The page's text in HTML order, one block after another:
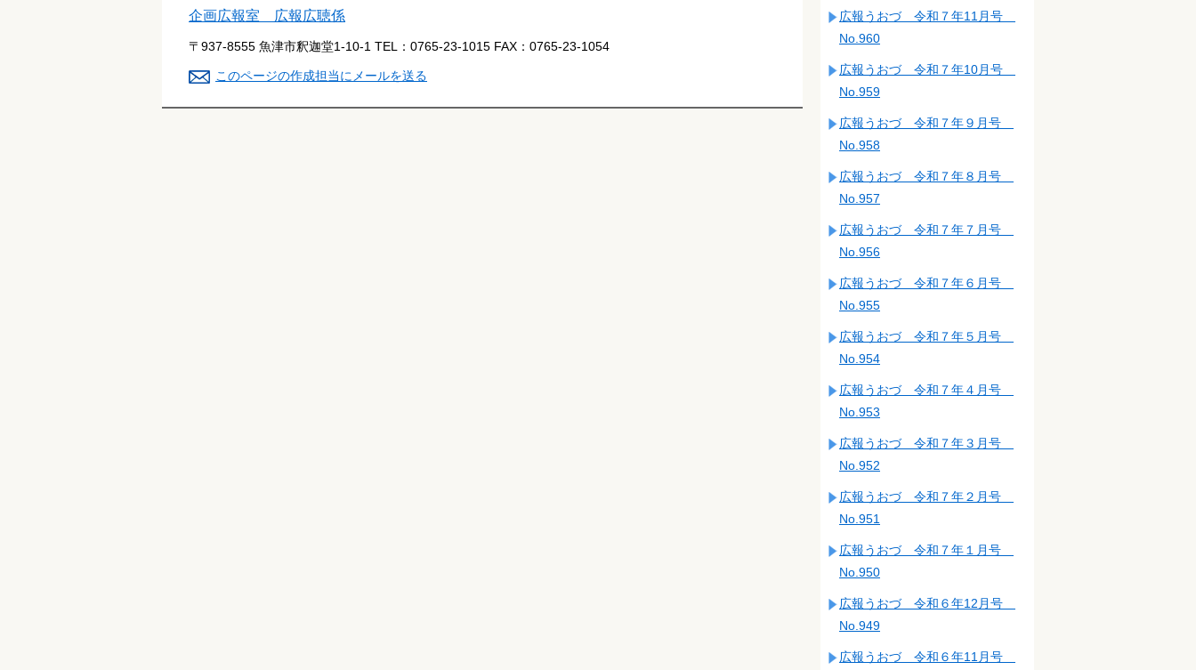
企画広報室 広報広聴係
〒937-8555 魚津市釈迦堂1-10-1 TEL： 0765-23-1015 FAX： 0765-23-1054
このページの作成担当にメールを送る
広報うおづ 令和７年11月号
No.960
広報うおづ 令和７年10月号
No.959
広報うおづ 令和７年９月号
No.958
広報うおづ 令和７年８月号
No.957
広報うおづ 令和７年７月号
No.956
広報うおづ 令和７年６月号
No.955
広報うおづ 令和７年５月号
No.954
広報うおづ 令和７年４月号
No.953
広報うおづ 令和７年３月号
No.952
広報うおづ 令和７年２月号
No.951
広報うおづ 令和７年１月号
No.950
広報うおづ 令和６年12月号
No.949
広報うおづ 令和６年11月号